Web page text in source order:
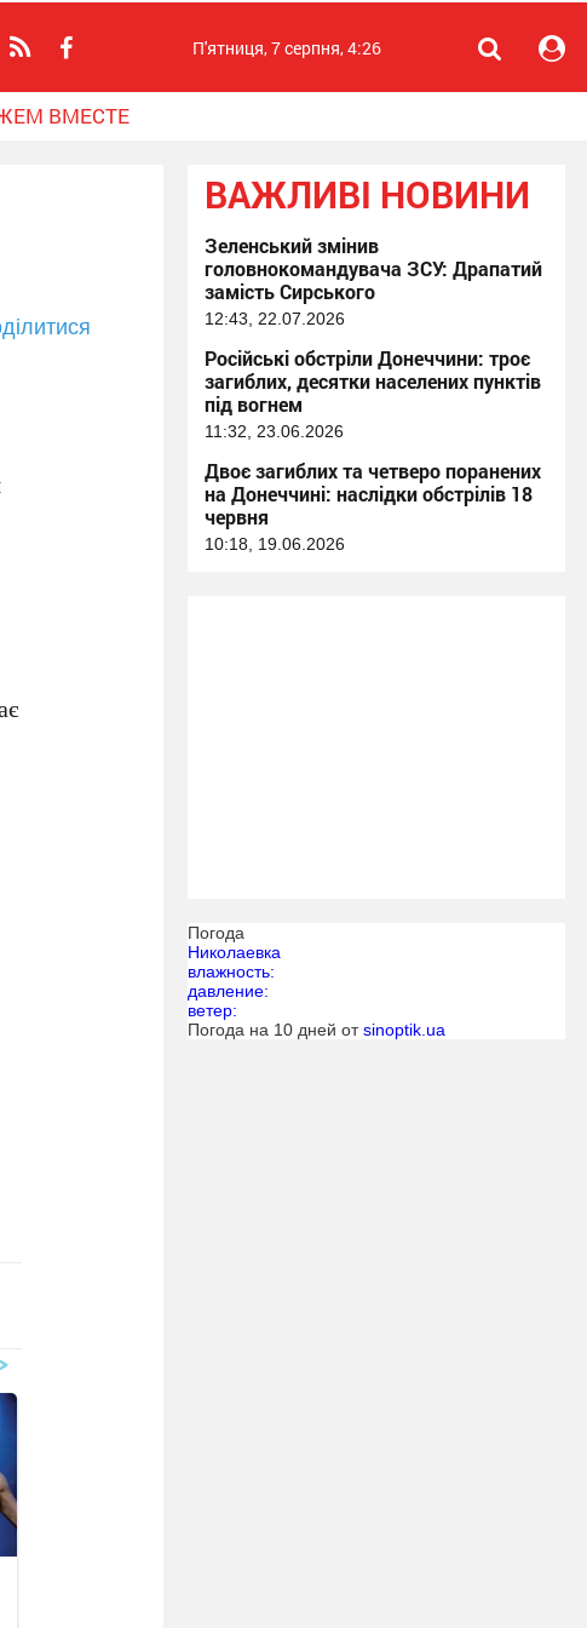
П'ятниця, 7 серпня, 4:26
ВМЕСТЕ
ВАЖЛИВІ НОВИНИ
Зеленський змінив
головнокомандувача ЗСУ: Драпатий
замість Сирського
12:43, 22.07.2026
Російські обстріли Донеччини: троє
загиблих, десятки населених пунктів
під вогнем
11:32, 23.06.2026
Двоє загиблих та четверо поранених
на Донеччині: наслідки обстрілів 18
червня
10:18, 19.06.2026
Погода
Николаевка
влажность:
давление:
ветер:
Погода на 10 дней отsinoptik.ua